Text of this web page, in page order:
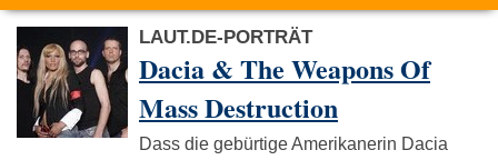
LAUT.DE-PORTRÄT
Dacia & The Weapons Of
Mass Destruction
Dass die gebürtige Amerikanerin Dacia